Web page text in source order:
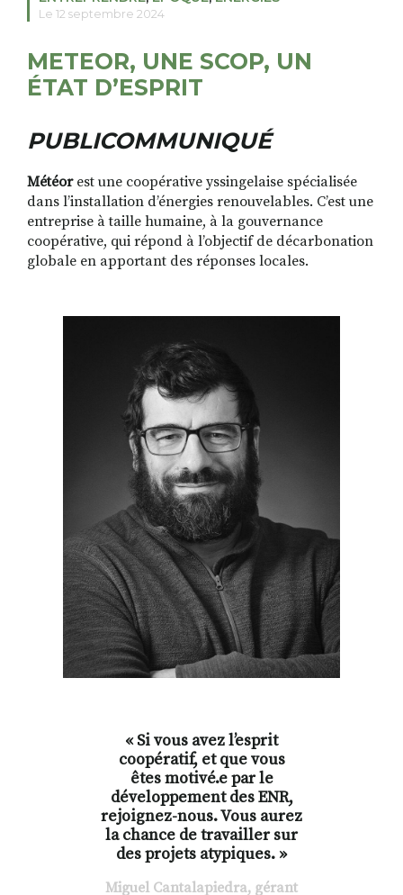
RECHERCHER
S'ABONNER
S'INSCRIRE À LA NEWSLETTER
Le 12 septembre 2024
METEOR, UNE SCOP, UN
ÉTAT D’ESPRIT
PUBLICOMMUNIQUÉ
Météorest une coopérative yssingelaise spécialisée
dans l’installation d’énergies renouvelables. C’est une
entreprise à taille humaine, à la gouvernance
coopérative, qui répond à l’objectif de décarbonation
globale en apportant des réponses locales.
« Si vous avez l’esprit
coopératif, et que vous
êtes motivé.e par le
développement des ENR,
rejoignez-nous. Vous aurez
la chance de travailler sur
des projets atypiques. »
Miguel Cantalapiedra, gérant